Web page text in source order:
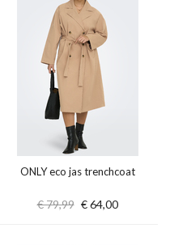
ONLY eco jas trenchcoat
€ 79,99 € 64,00